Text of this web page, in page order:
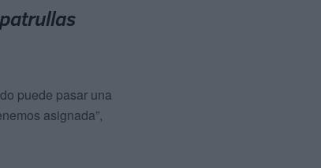
puede pasar una
asignada”,